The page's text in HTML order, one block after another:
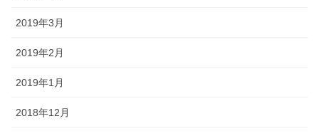
2019年3月
2019年2月
2019年1月
2018年12月